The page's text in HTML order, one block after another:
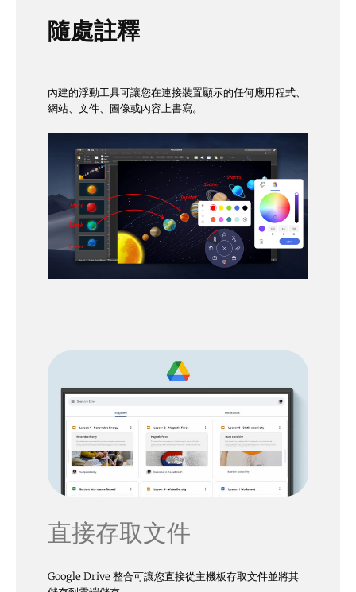
隨處註釋
內建的浮動工具可讓您在連接裝置顯示的任何應用程式、
網站、文件、圖像或內容上書寫。
直接存取文件
Google Drive 整合可讓您直接從主機板存取文件並將其